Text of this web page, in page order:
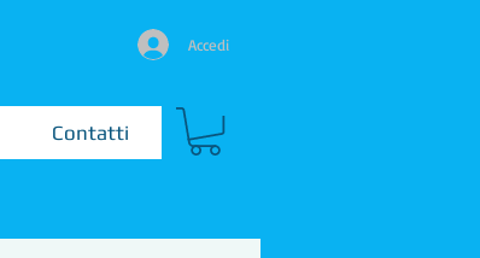
Accedi
Contatti